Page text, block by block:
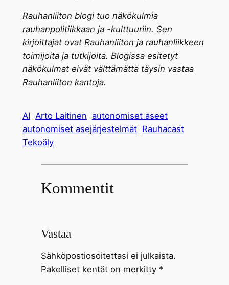
Rauhanliiton blogi tuo näkökulmia
rauhanpolitiikkaan ja -kulttuuriin. Sen
kirjoittajat ovat Rauhanliiton ja rauhanliikkeen
toimijoita ja tutkijoita. Blogissa esitetyt
näkökulmat eivät välttämättä täysin vastaa
Rauhanliiton kantoja.
AI Arto Laitinen autonomiset aseet
autonomiset asejärjestelmät Rauhacast
Tekoäly
Kommentit
Vastaa
Sähköpostiosoitettasi ei julkaista.
Pakolliset kentät on merkitty *